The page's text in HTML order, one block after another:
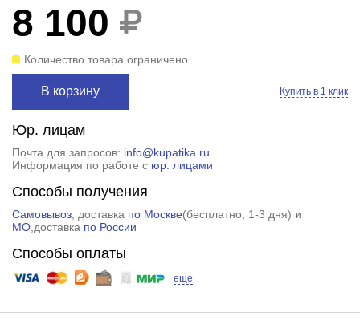
8 100
Количество товара ограничено
В корзину Купить в 1 клик
Юр. лицам
Почта для запросов: info@kupatika.ru
Информация по работе с юр. лицами
Способы получения
Самовывоз, доставка по Москве(бесплатно, 1-3 дня) и
МО,доставка по России
Способы оплаты
еще